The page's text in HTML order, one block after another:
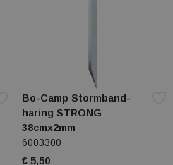
Bo-Camp Stormband-
haring STRONG
38cmx2mm
6003300
€ 5,50